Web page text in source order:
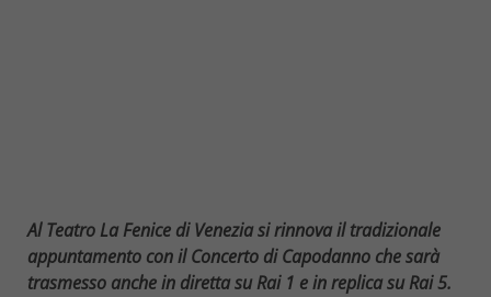
Al Teatro La Fenice di Venezia si rinnova il tradizionale
appuntamento con il Concerto di Capodanno che sarà
trasmesso anche in diretta su Rai 1 e in replica su Rai 5.